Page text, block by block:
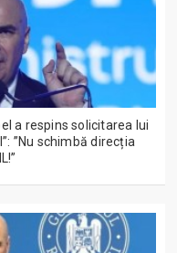
a respins solicitarea lui
”Nu schimbă direcția